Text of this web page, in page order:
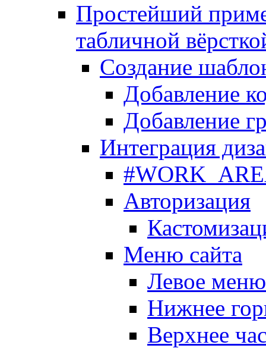
Простейший
табличной
Создание
Добавление
Добавление
Интеграция
Авторизация
Меню сайта
Левое меню
Нижнее
Верхнее